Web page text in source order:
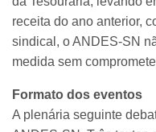
receita do ano anterior,
sindical, o ANDES-SN
medida sem
Formato dos eventos
A plenária seguinte